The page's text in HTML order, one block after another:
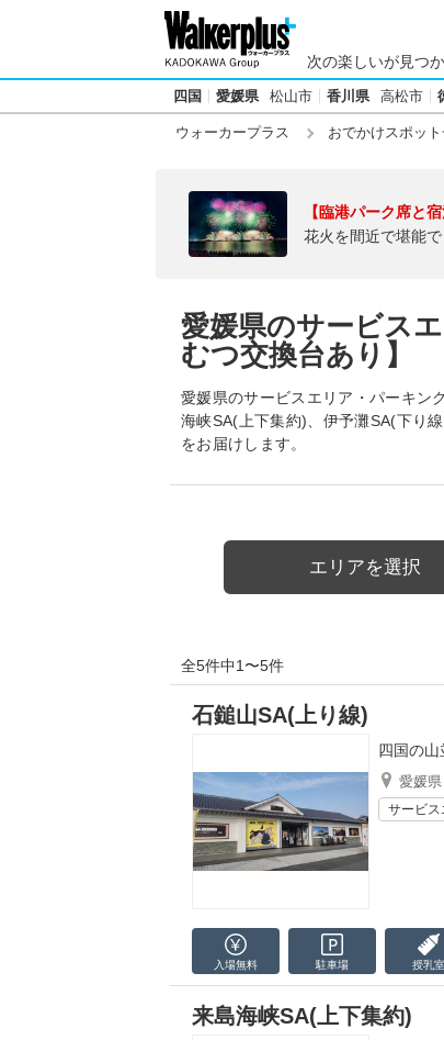
次の楽しいが見つか
四国 愛媛県 松山市 香川県 高松市
ウォーカープラス おでかけスポッ
【臨港パーク席と
花火を間近で堪能
愛媛県のサービス
むつ交換台あり】
愛媛県のサービスエリア・パーキン
海峡SA(上下集約)、伊予灘SA(下り
をお届けします。
エリアを選択
全5件中1〜5件
石鎚山SA(上り線)
四国の
愛媛県
サービス
入場無料 駐車場 授乳室
来島海峡SA(上下集約)